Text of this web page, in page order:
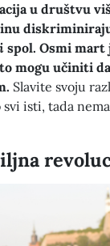
u društvu
spol. Osmi
mogu učiniti
Slavite svoju
isti, tada